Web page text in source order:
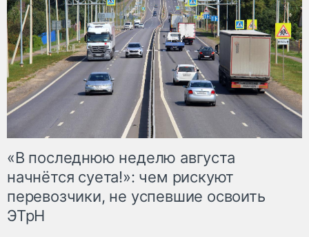
«В последнюю неделю августа
начнётся суета!»: чем рискуют
перевозчики, не успевшие освоить
ЭТрН